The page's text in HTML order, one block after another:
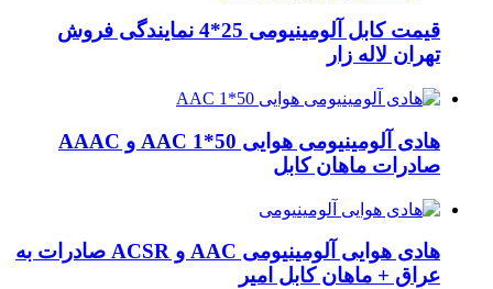
قیمت کابل آلومینیومی 25*4 نمایندگی فروش
تهران لاله زار
هادی آلومینیومی هوایی 50*1 AAC و AAAC
صادرات ماهان کابل
هادی هوایی آلومینیومی AAC و ACSR صادرات به
عراق + ماهان کابل امیر